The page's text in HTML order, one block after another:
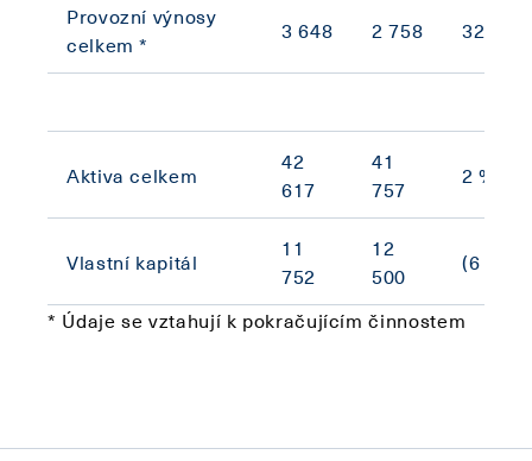
Provozní výnosy
celkem *
3 648 2 758 32 %
Aktiva celkem
42
617
41
757
2 %
Vlastní kapitál
11
752
12
500
(6 %)
* Údaje se vztahují k pokračujícím činnostem